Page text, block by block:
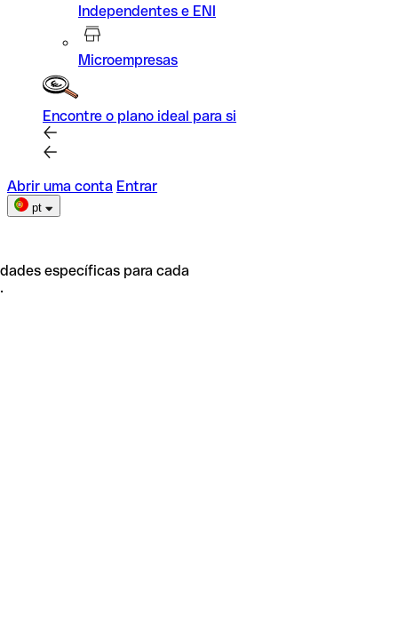
Independentes e ENI
Microempresas
Encontre o plano ideal para si
Abrir uma conta Entrar
pt
específicas para cada